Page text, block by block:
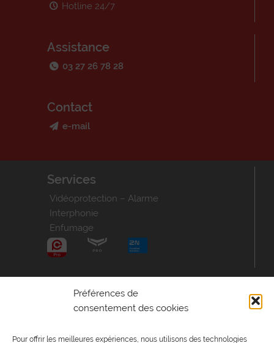
Préférences de
consentement des cookies
Pour offrir les meilleures expériences, nous utilisons des technologies
Hotline 24/7
Assistance
03 27 26 78 28
Contact
e-mail
Services
Vidéoprotection – Alarme
Interphonie
Enfumage
Aide – Informations
Consultez la F.A.Q